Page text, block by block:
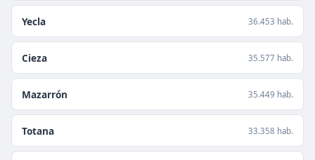
Yecla 36.453 hab.
Cieza 35.577 hab.
Mazarrón 35.449 hab.
Totana 33.358 hab.